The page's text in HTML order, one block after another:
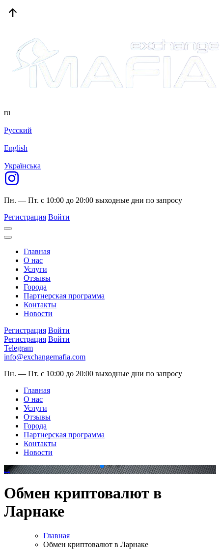
ru
Русский
English
Українська
Пн. — Пт. с 10:00 до 20:00 выходные дни по запросу
Регистрация Войти
Главная
О нас
Услуги
Отзывы
Города
Партнерская программа
Контакты
Новости
Регистрация Войти
Регистрация Войти
Telegram
info@exchangemafia.com
Пн. — Пт. с 10:00 до 20:00 выходные дни по запросу
Главная
О нас
Услуги
Отзывы
Города
Партнерская программа
Контакты
Новости
. .
Обмен криптовалют в
Ларнаке
Главная
Обмен криптовалют в Ларнаке